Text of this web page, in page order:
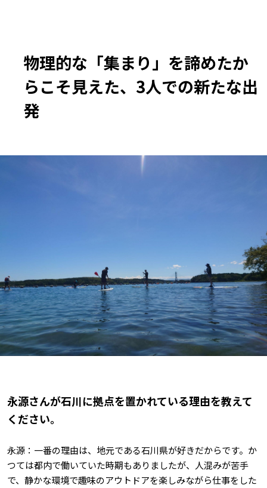
物理的な「集まり」を諦めたか
らこそ見えた、3人での新たな出
発
――永源さんが石川に拠点を置かれている理由を教えて
ください。
永源：一番の理由は、地元である石川県が好きだからです。か
つては都内で働いていた時期もありましたが、人混みが苦手
で、静かな環境で趣味のアウトドアを楽しみながら仕事をした